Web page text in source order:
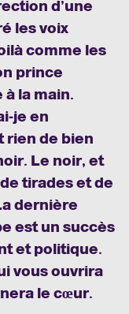
d’une
les voix
comme les
prince
la main.
je en
rien de bien
Le noir, et
tirades et de
dernière
est un succès
et politique.
vous ouvrira
le cœur.